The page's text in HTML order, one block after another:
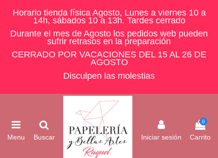
Horario tienda física Agosto, Lunes a viernes 10 a
14h, sábados 10 a 13h. Tardes cerrado
Durante el mes de Agosto los pedidos web pueden
sufrir retrasos en la preparación
CERRADO POR VACACIONES DEL 15 AL 26 DE
AGOSTO
Disculpen las molestias
Menu Buscar Iniciar sesión
0
Carrito